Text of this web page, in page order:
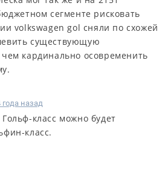
сегменте рисковать
volkswagen gol сняли по схожей
существующую
кардинально осовременить
года назад
класс можно будет
класс.